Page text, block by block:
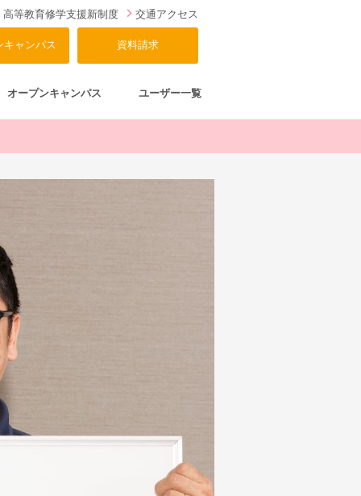
高等教育修学支援新制度 交通アクセス
キャンパス 資料請求
オープンキャンパス ユーザー一覧